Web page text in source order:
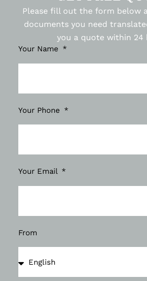
Please fill out the form below
documents you need
you a quote within 24
Your Name
Your Phone
Your Email
From